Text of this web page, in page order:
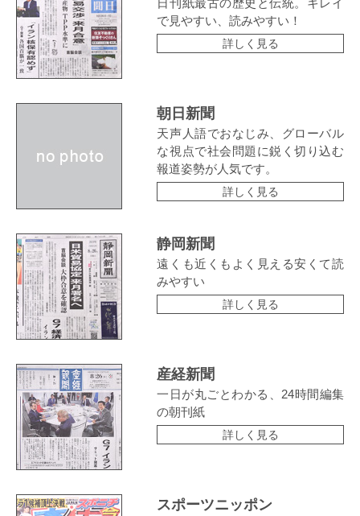
日刊紙最古の歴史と伝統。キレイ
で見やすい、読みやすい！
詳しく見る
朝日新聞
天声人語でおなじみ、グローバル
な視点で社会問題に鋭く切り込む
報道姿勢が人気です。
詳しく見る
静岡新聞
遠くも近くもよく見える安くて読
みやすい
詳しく見る
産経新聞
一日が丸ごとわかる、24時間編集
の朝刊紙
詳しく見る
スポーツニッポン